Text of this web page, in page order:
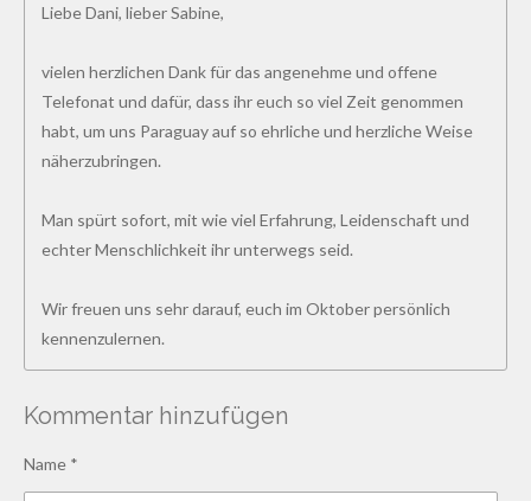
Liebe Dani, lieber Sabine,
vielen herzlichen Dank für das angenehme und offene
Telefonat und dafür, dass ihr euch so viel Zeit genommen
habt, um uns Paraguay auf so ehrliche und herzliche Weise
näherzubringen.
Man spürt sofort, mit wie viel Erfahrung, Leidenschaft und
echter Menschlichkeit ihr unterwegs seid.
Wir freuen uns sehr darauf, euch im Oktober persönlich
kennenzulernen.
Kommentar hinzufügen
Name *